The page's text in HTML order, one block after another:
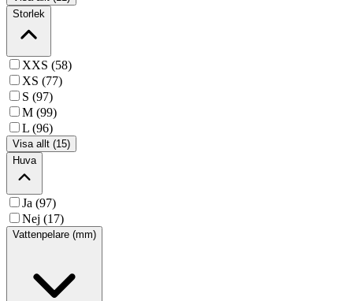
Storlek
XXS (58)
XS (77)
S (97)
M (99)
L (96)
Visa allt (15)
Huva
Ja (97)
Nej (17)
Vattenpelare (mm)